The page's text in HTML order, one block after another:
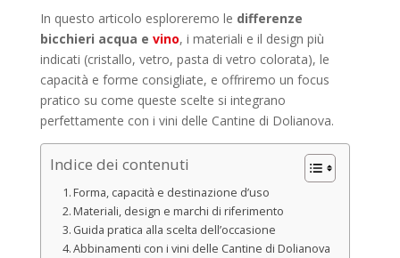
In questo articolo esploreremo le differenze
bicchieri acqua e vino, i materiali e il design più
indicati (cristallo, vetro, pasta di vetro colorata), le
capacità e forme consigliate, e offriremo un focus
pratico su come queste scelte si integrano
perfettamente con i vini delle Cantine di Dolianova.
Indice dei contenuti
Forma, capacità e destinazione d’uso
Materiali, design e marchi di riferimento
Guida pratica alla scelta dell’occasione
Abbinamenti con i vini delle Cantine di Dolianova